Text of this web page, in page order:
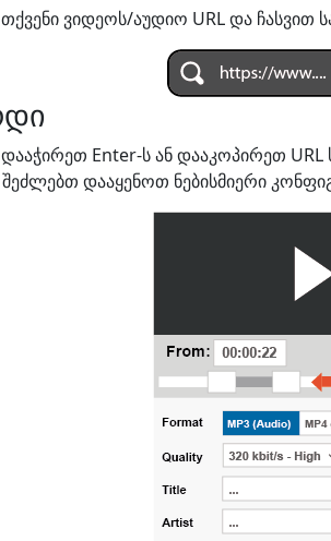
ვიდეოს/აუდიო URL და ჩასვით
Enter-ს ან დააკოპირეთ
დააყენოთ ნებისმიერი